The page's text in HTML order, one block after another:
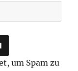
um Spam zu